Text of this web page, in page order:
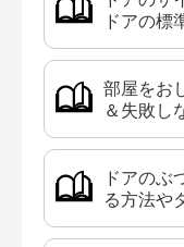
ドアの標
部屋をお
＆失敗し
ドアの
る方法や